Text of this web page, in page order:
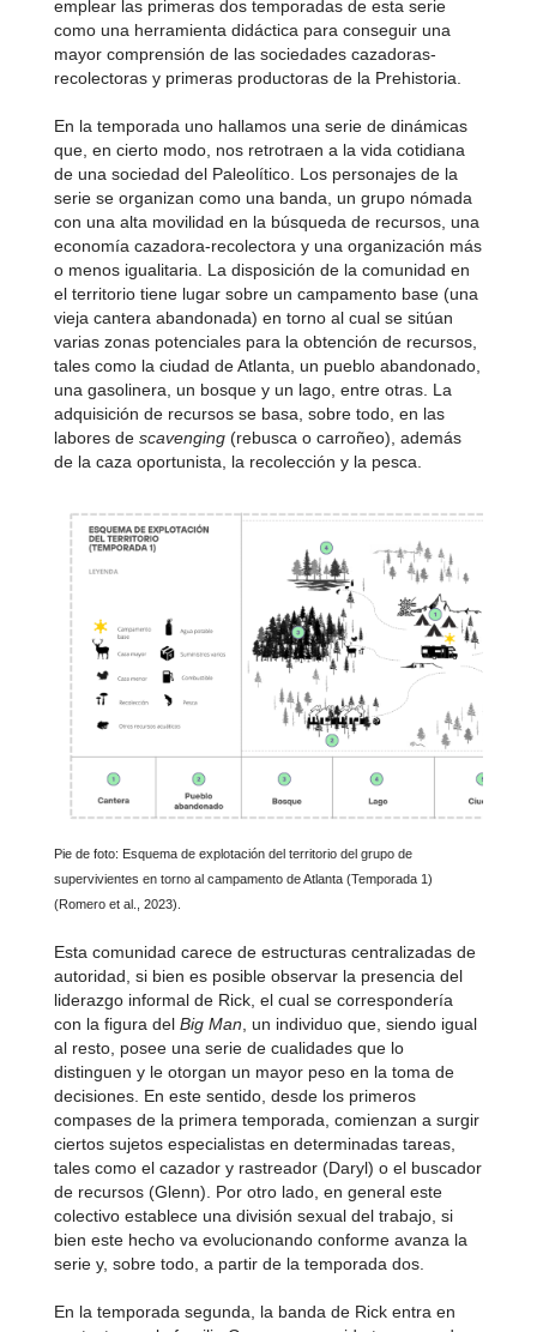
emplear las primeras dos temporadas de esta serie
como una herramienta didáctica para conseguir una
mayor comprensión de las sociedades cazadoras-
recolectoras y primeras productoras de la Prehistoria.
En la temporada uno hallamos una serie de dinámicas
que, en cierto modo, nos retrotraen a la vida cotidiana
de una sociedad del Paleolítico. Los personajes de la
serie se organizan como una banda, un grupo nómada
con una alta movilidad en la búsqueda de recursos, una
economía cazadora-recolectora y una organización más
o menos igualitaria. La disposición de la comunidad en
el territorio tiene lugar sobre un campamento base (una
vieja cantera abandonada) en torno al cual se sitúan
varias zonas potenciales para la obtención de recursos,
tales como la ciudad de Atlanta, un pueblo abandonado,
una gasolinera, un bosque y un lago, entre otras. La
adquisición de recursos se basa, sobre todo, en las
labores de scavenging(rebusca o carroñeo), además
de la caza oportunista, la recolección y la pesca.
Pie de foto: Esquema de explotación del territorio del grupo de
supervivientes en torno al campamento de Atlanta (Temporada 1)
(Romero et al., 2023).
Esta comunidad carece de estructuras centralizadas de
autoridad, si bien es posible observar la presencia del
liderazgo informal de Rick, el cual se correspondería
con la figura del Big Man , un individuo que, siendo igual
al resto, posee una serie de cualidades que lo
distinguen y le otorgan un mayor peso en la toma de
decisiones. En este sentido, desde los primeros
compases de la primera temporada, comienzan a surgir
ciertos sujetos especialistas en determinadas tareas,
tales como el cazador y rastreador (Daryl) o el buscador
de recursos (Glenn). Por otro lado, en general este
colectivo establece una división sexual del trabajo, si
bien este hecho va evolucionando conforme avanza la
serie y, sobre todo, a partir de la temporada dos.
En la temporada segunda, la banda de Rick entra en